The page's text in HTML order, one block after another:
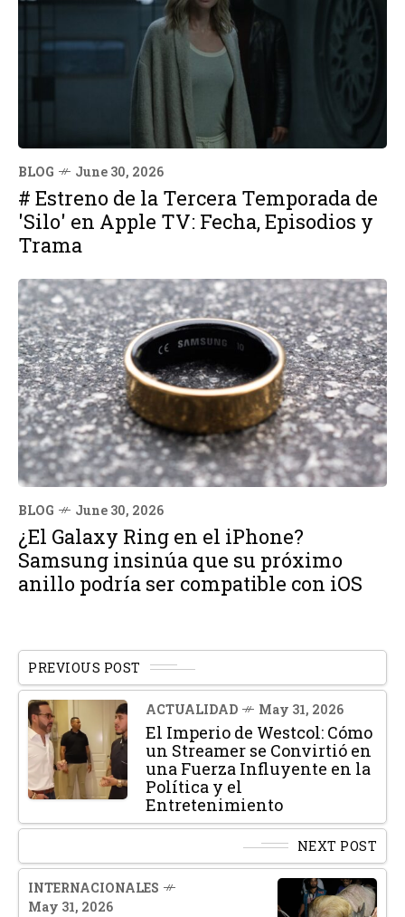
BLOG June 30, 2026
# Estreno de la Tercera Temporada de
'Silo' en Apple TV: Fecha, Episodios y
Trama
BLOG June 30, 2026
¿El Galaxy Ring en el iPhone?
Samsung insinúa que su próximo
anillo podría ser compatible con iOS
PREVIOUS POST
ACTUALIDAD May 31, 2026
El Imperio de Westcol: Cómo
un Streamer se Convirtió en
una Fuerza Influyente en la
Política y el
Entretenimiento
NEXT POST
INTERNACIONALES
May 31, 2026